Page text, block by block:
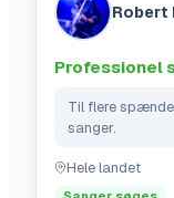
Robert
Professionel
Til flere
sanger.
Hele landet